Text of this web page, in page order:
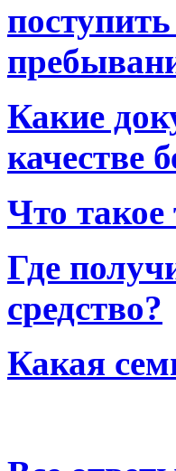
Какие
качестве
Что такое
Где
средство?
Какая